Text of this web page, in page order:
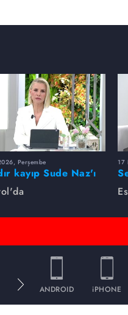
Perşembe
kayıp Sude Naz'ı
buldu
17
ANDROID iPHONE